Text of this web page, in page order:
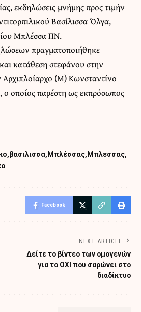
εκδηλώσεις μνήμης προς τιμήν
Βασίλισσα Όλγα,
Μπλέσσα ΠΝ.
πραγματοποιήθηκε
κατάθεση στεφάνου στην
(Μ) Κωνσταντίνο
οποίος παρέστη ως εκπρόσωπος
βασιλισσα Μπλέσσας Μπλεσσας
Facebook
NEXT ARTICLE
Δείτε το βίντεο των ομογενών
για το ΟΧΙ που σαρώνει στο
διαδίκτυο